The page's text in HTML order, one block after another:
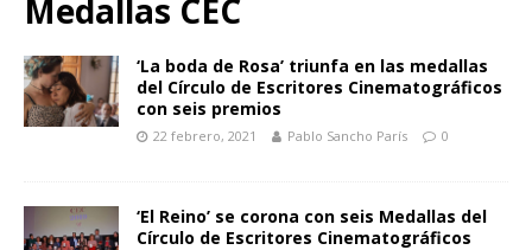
Medallas CEC
‘La boda de Rosa’ triunfa en las medallas
del Círculo de Escritores Cinematográficos
con seis premios
22 febrero, 2021 Pablo Sancho París 0
‘El Reino’ se corona con seis Medallas del
Círculo de Escritores Cinematográficos